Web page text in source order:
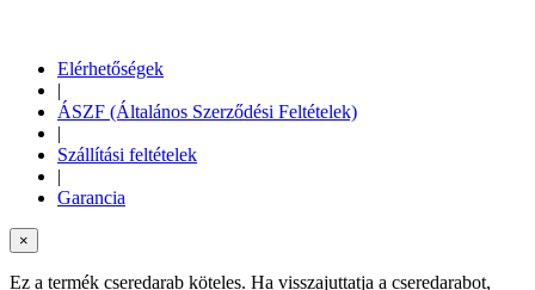
Elérhetőségek
|
ÁSZF (Általános Szerződési Feltételek)
|
Szállítási feltételek
|
Garancia
×
Ez a termék cseredarab köteles. Ha visszajuttatja a cseredarabot,